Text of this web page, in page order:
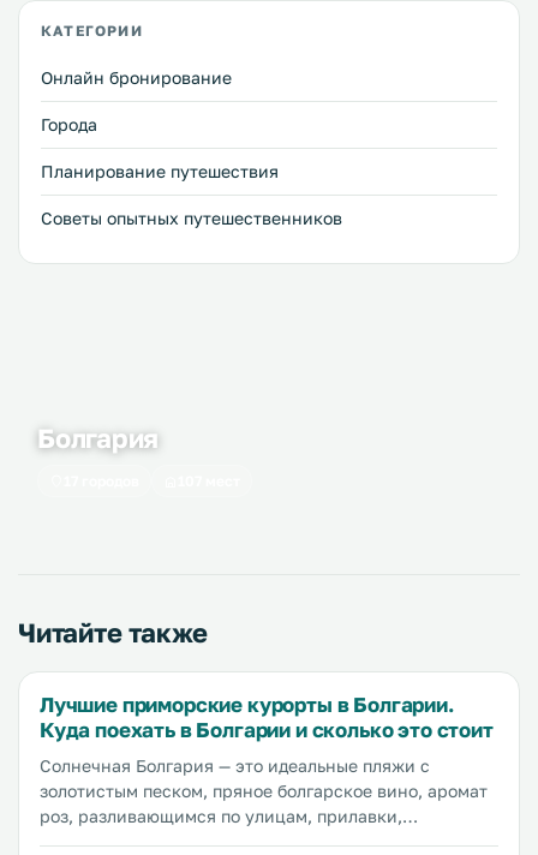
любителей горнолыжного спорта: Банско, Боровец,
архитектурные и исторические жемчужины — города
КАТЕГОРИИ
Онлайн бронирование
Города
Планирование путешествия
Советы опытных путешественников
Болгария
Читайте также
Лучшие приморские курорты в Болгарии.
Куда поехать в Болгарии и сколько это стоит
Солнечная Болгария — это идеальные пляжи с
золотистым песком, пряное болгарское вино, аромат
роз, разливающимся по улицам, прилавки,
заваленные недорогими фруктами и овощами, и, что